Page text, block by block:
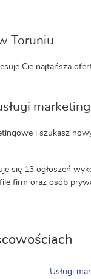
Toruniu
Cię najtańsza
i szukasz
się 13 ogłoszeń
firm oraz osób
Usługi